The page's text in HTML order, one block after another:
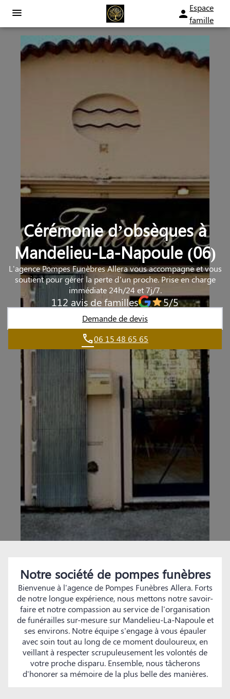
Espace
famille
ORGANISER DES OBSÈQUES
PRÉVOIR SES OBSÈQUES
MONUMENTS FUNÉRAIRES
ESPACES HOMMAGES
Cérémonie d’obsèques à
Mandelieu-La-Napoule (06)
L'agence Pompes Funèbres Allera vous accompagne et vous
soutient pour gérer la perte d’un proche. Prise en charge
immédiate 24h/24 et 7j/7.
112 avis de familles 5/5
Demande de devis
06 15 48 65 65
Notre société de pompes funèbres
Bienvenue à l'agence de Pompes Funèbres Allera. Forts
de notre longue expérience, nous mettons notre savoir-
faire et notre compassion au service de l'organisation
de funérailles sur-mesure sur Mandelieu-La-Napoule et
ses environs. Notre équipe s'engage à vous épauler
avec soin tout au long de ce moment douloureux, en
veillant à respecter scrupuleusement les volontés de
votre proche disparu. Ensemble, nous tâcherons
d'honorer sa mémoire de la plus belle des manières.